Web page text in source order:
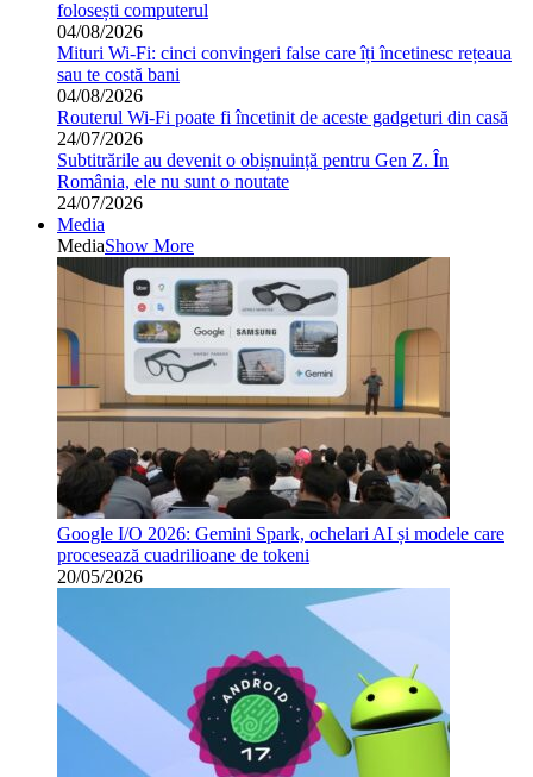
folosești computerul
04/08/2026
Mituri Wi-Fi: cinci convingeri false care îți încetinesc rețeaua
sau te costă bani
04/08/2026
Routerul Wi-Fi poate fi încetinit de aceste gadgeturi din casă
24/07/2026
Subtitrările au devenit o obișnuință pentru Gen Z. În
România, ele nu sunt o noutate
24/07/2026
Media
MediaShow More
Google I/O 2026: Gemini Spark, ochelari AI și modele care
procesează cuadrilioane de tokeni
20/05/2026